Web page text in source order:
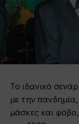
Το ιδανικό
με την
μάσκες και